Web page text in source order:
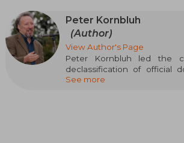
Peter Kornbluh
(Author)
View Author's Page
Peter Kornbluh led the
declassification of official
secret history of
See more